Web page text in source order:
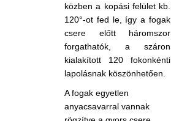
közben a kopási felület kb.
120°-ot fed le, így a fogak
csere előtt háromszor
forgathatók, a száron
kialakított 120 fokonkénti
lapolásnak köszönhetően.
A fogak egyetlen
anyacsavarral vannak